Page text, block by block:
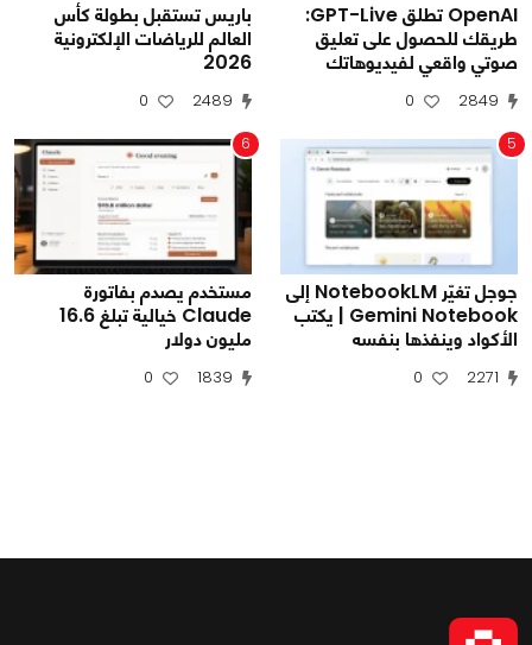
OpenAI تطلق GPT-Live:
طريقك للحصول على تعليق
صوتي واقعي لفيديوهاتك
2849
0
باريس تستقبل بطولة كأس
العالم للرياضات الإلكترونية
2026
2489
0
5
جوجل تغيّر NotebookLM إلى
Gemini Notebook | يكتب
الأكواد وينفذها بنفسه
2271
0
6
مستخدم يصدم بفاتورة
Claude خيالية تبلغ 16.6
مليون دولار
1839
0